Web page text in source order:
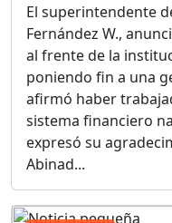
El superintendente
Fernández W.,
al frente de la
poniendo fin a una
afirmó haber
sistema financiero
expresó su
Abinad...